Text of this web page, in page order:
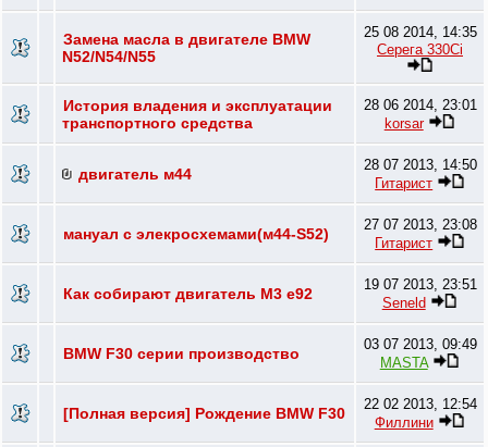
Замена масла в двигателе BMW
N52/N54/N55
25 08 2014, 14:35
Серега 330Ci
История владения и эксплуатации
транспортного средства
28 06 2014, 23:01
korsar
двигатель м44
28 07 2013, 14:50
Гитарист
мануал с элекросхемами(м44-S52)
27 07 2013, 23:08
Гитарист
Как собирают двигатель М3 е92
19 07 2013, 23:51
Seneld
BMW F30 серии производство
03 07 2013, 09:49
MASTA
[Полная версия] Рождение BMW F30
22 02 2013, 12:54
Филлини